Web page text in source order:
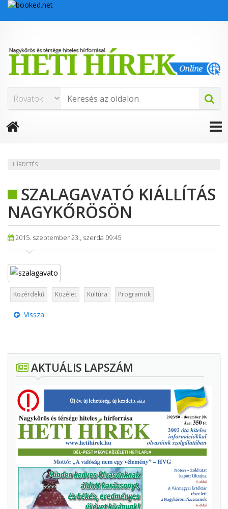
HÍRDETÉS
SZALAGAVATÓ KIÁLLÍTÁS
NAGYKŐRÖSÖN
2015. szeptember 23., szerda 09:45
Közérdekű Közélet Kultúra Programok
Vissza
AKTUÁLIS LAPSZÁM